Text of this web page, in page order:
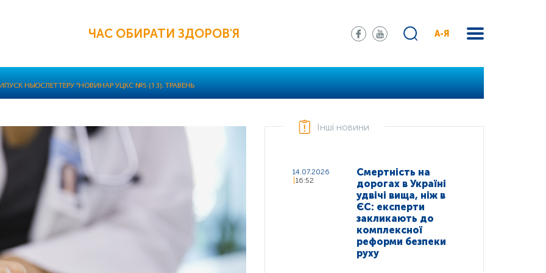
ЧАС ОБИРАТИ ЗДОРОВ'Я А-Я
НЬЮСЛЕТТЕРУ "НОВИНАР УЦКС №5 (13). ТРАВЕНЬ
Інші новини
14.07.2026
16:52
Смертність на
дорогах в Україні
удвічі вища, ніж в
ЄС: експерти
закликають до
комплексної
реформи безпеки
руху